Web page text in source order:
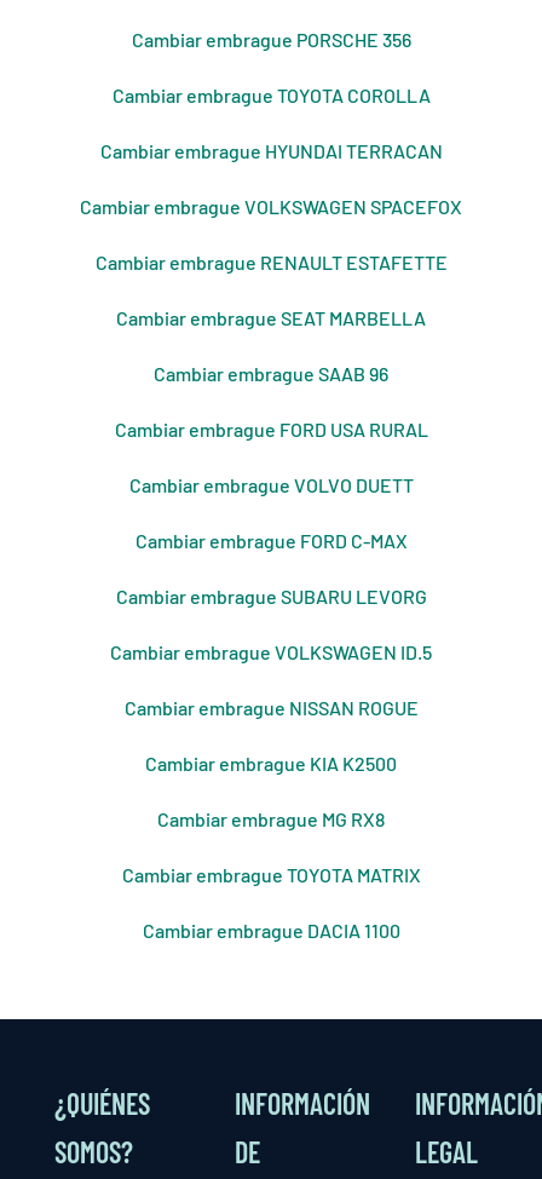
Cambiar embrague PORSCHE 356
Cambiar embrague TOYOTA COROLLA
Cambiar embrague HYUNDAI TERRACAN
Cambiar embrague VOLKSWAGEN SPACEFOX
Cambiar embrague RENAULT ESTAFETTE
Cambiar embrague SEAT MARBELLA
Cambiar embrague SAAB 96
Cambiar embrague FORD USA RURAL
Cambiar embrague VOLVO DUETT
Cambiar embrague FORD C-MAX
Cambiar embrague SUBARU LEVORG
Cambiar embrague VOLKSWAGEN ID.5
Cambiar embrague NISSAN ROGUE
Cambiar embrague KIA K2500
Cambiar embrague MG RX8
Cambiar embrague TOYOTA MATRIX
Cambiar embrague DACIA 1100
¿QUIÉNES
SOMOS?
INFORMACIÓN
DE
LEGAL